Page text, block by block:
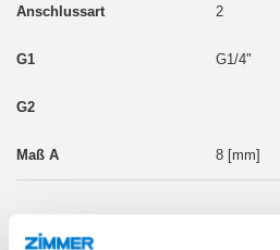
2
G1/4"
8 [mm]